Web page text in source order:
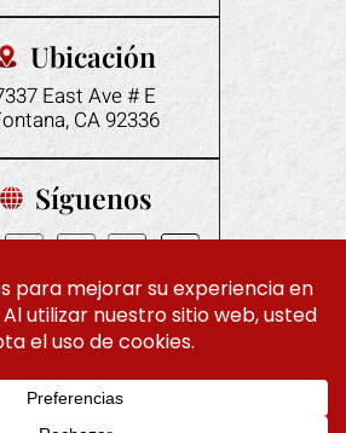
Ubicación
East Ave # E
CA 92336
Síguenos
Gonzales. Todos los derechos
de responsabilidad | Mapa del sitio |
EN